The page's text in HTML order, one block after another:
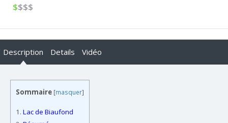
$$$$
Description Details Vidéo
Sommaire [masquer]
1. Lac de Biaufond